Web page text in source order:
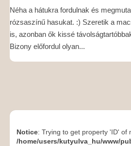
Néha a hátukra fordulnak és
rózsaszínű hasukat. :) Szeretik a
is, azonban ők kissé
Bizony előfordul olyan...
Notice: Trying to get property 'ID' of
/home/users/kutyulva_hu/www/